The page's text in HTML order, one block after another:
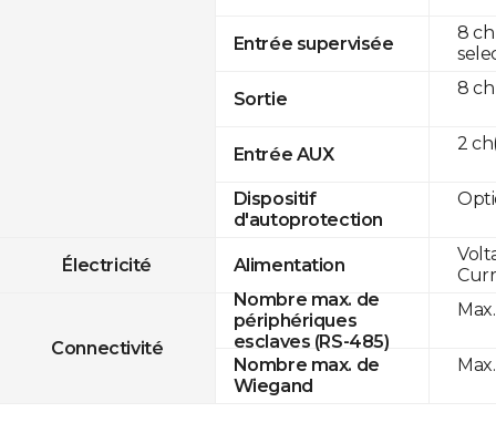
Entrée supervisée
Sortie
Entrée AUX
Dispositif
d'autoprotection
Électricité Alimentation
Connectivité
Nombre max. de
périphériques
esclaves (RS-485)
Nombre max. de
Wiegand
8
8 ch
2